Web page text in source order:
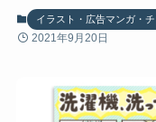
イラスト・広告マンガ・
2021年9月20日